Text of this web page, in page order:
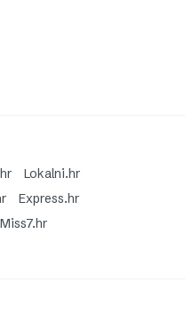
Lokalni.hr
Express.hr
Miss7.hr